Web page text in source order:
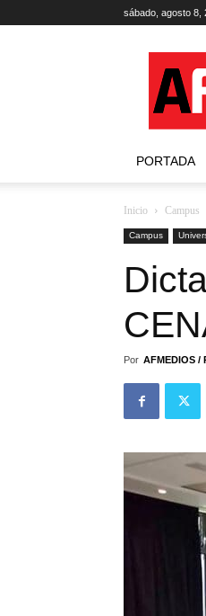
sábado, agosto 8,
PORTADA
Inicio Campus
Campus
Por AFMEDIOS /